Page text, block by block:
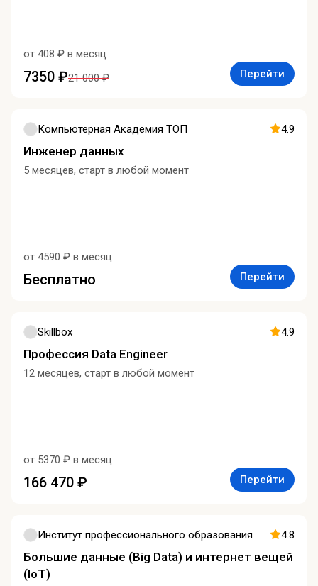
от 408 ₽ в месяц
7350 ₽21 000 ₽ Перейти
Компьютерная Академия ТОП 4.9
Инженер данных
5 месяцев, старт в любой момент
от 4590 ₽ в месяц
Бесплатно Перейти
Skillbox 4.9
Профессия Data Engineer
12 месяцев, старт в любой момент
от 5370 ₽ в месяц
166 470 ₽ Перейти
Институт профессионального образования 4.8
Большие данные (Big Data) и интернет вещей
(IoT)